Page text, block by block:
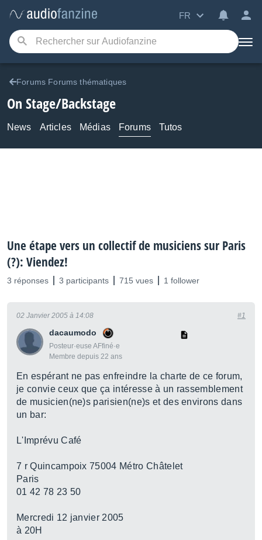
FR
Forums Forums thématiques
On Stage/Backstage
News Articles Médias Forums Tutos
Une étape vers un collectif de musiciens sur Paris
(?): Viendez!
3 réponses 3 participants 715 vues 1 follower
dacaumodo
Posteur·euse AFfiné·e
Membre depuis 22 ans
02 Janvier 2005 à 14:08 #1
En espérant ne pas enfreindre la charte de ce forum,
je convie ceux que ça intéresse à un rassemblement
de musicien(ne)s parisien(ne)s et des environs dans
un bar:
L'Imprévu Café
7 r Quincampoix 75004 Métro Châtelet
Paris
01 42 78 23 50
Mercredi 12 janvier 2005
à 20H